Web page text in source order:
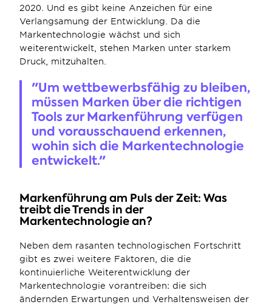
2020. Und es gibt keine Anzeichen für eine
Verlangsamung der Entwicklung. Da die
Markentechnologie wächst und sich
weiterentwickelt, stehen Marken unter starkem
Druck, mitzuhalten.
"Um wettbewerbsfähig zu bleiben,
müssen Marken über die richtigen
Tools zur Markenführung verfügen
und vorausschauend erkennen,
wohin sich die Markentechnologie
entwickelt."
Markenführung am Puls der Zeit: Was
treibt die Trends in der
Markentechnologie an?
Neben dem rasanten technologischen Fortschritt
gibt es zwei weitere Faktoren, die die
kontinuierliche Weiterentwicklung der
Markentechnologie vorantreiben: die sich
ändernden Erwartungen und Verhaltensweisen der